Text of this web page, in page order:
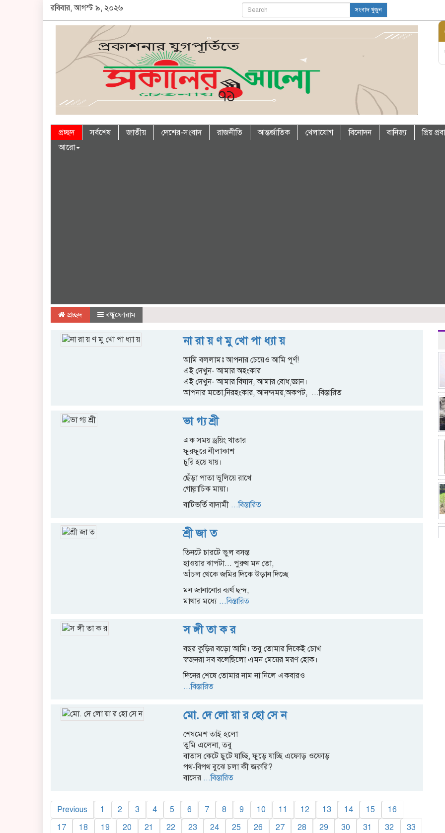
রবিবার, আগস্ট ৯, ২০২৬ সংবাদ খুজুন
প্রচ্ছদ সর্বশেষ জাতীয় দেশের-সংবাদ রাজনীতি আন্তর্জাতিক খেলাযোগ বিনোদন বানিজ্য প্রিয়
আরো
প্রচ্ছদ বন্ধুফোরাম
না রা য় ণ মু খো পা ধ্যা য়
আমি বললামঃ আপনার চেয়েও আমি পূর্ণ!
এই দেখুন- আমার অহংকার
এই দেখুন- আমার বিষাদ, আমার বোধ,জ্ঞান।
আপনার মতো,নিরহংকার, আনন্দময়,অকপট, ...বিস্তারিত
ভা গ্য শ্রী
এক সময় ড্রয়িং খাতার
ফুরফুরে নীলাকাশ
চুরি হয়ে যায়।
ছেঁড়া পাতা ভুলিয়ে রাখে
গোল্লাচিক মায়া।
বাটিভর্তি বাদামী...বিস্তারিত
শ্রী জা ত
তিনটে চারটে ভুল বসন্ত
হাওয়ার ঝাপটা... পুরুষ মন তো,
আঁচল থেকে জমির দিকে উড়ান দিচ্ছে
মন জানানোর ব্যর্থ ছন্দ,
মাথার মধ্যে...বিস্তারিত
স ঙ্গী তা ক র
বছর কুড়ির বড়ো আমি। তবু তোমার দিকেই চোখ
স্বজনরা সব বলেছিলো এমন মেয়ের মরণ হোক।
দিনের শেষে তোমার নাম না নিলে একবারও
...বিস্তারিত
মো. দে লো য়া র হো সে ন
শেষমেশ তাই হলো
তুমি এলেনা, তবু
বাতাস কেটে ছুটে যাচ্ছি, ফুড়ে যাচ্ছি এফোড় ওফোড়
পথ-বিপথ বুঝে চলা কী জরুরি?
বাসের...বিস্তারিত
Previous 1 2 3 4 5 6 7 8 9 10 11 12 13 14 15
16
17
18 19 20 21 22 23 24 25 26 27 28 29 30 31 32
33